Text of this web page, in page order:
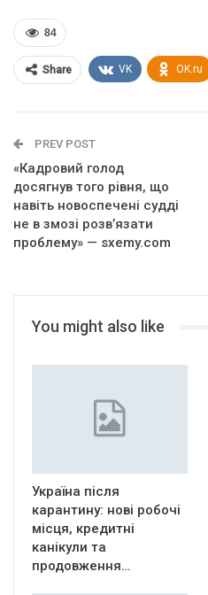
84
Share VK OK.ru
PREV POST
«Кадровий голод
досягнув того рівня, що
навіть новоспечені судді
не в змозі розв’язати
проблему» — sxemy.com
You might also like
Україна після
карантину: нові робочі
місця, кредитні
канікули та
продовження…